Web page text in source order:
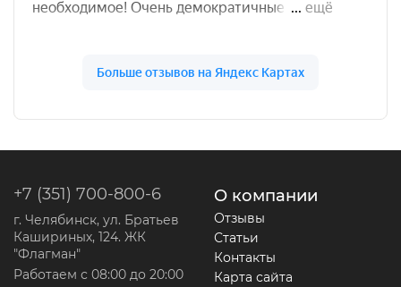
+7 (351) 700-800-6
г. Челябинск, ул. Братьев
Кашириных, 124. ЖК
"Флагман"
Работаем с 08:00 до 20:00
О компании
Отзывы
Статьи
Контакты
Карта сайта